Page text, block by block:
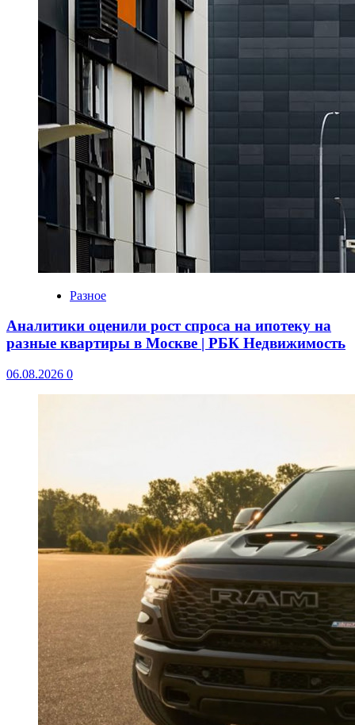
Разное
Аналитики оценили рост спроса на ипотеку на
разные квартиры в Москве | РБК Недвижимость
06.08.2026 0